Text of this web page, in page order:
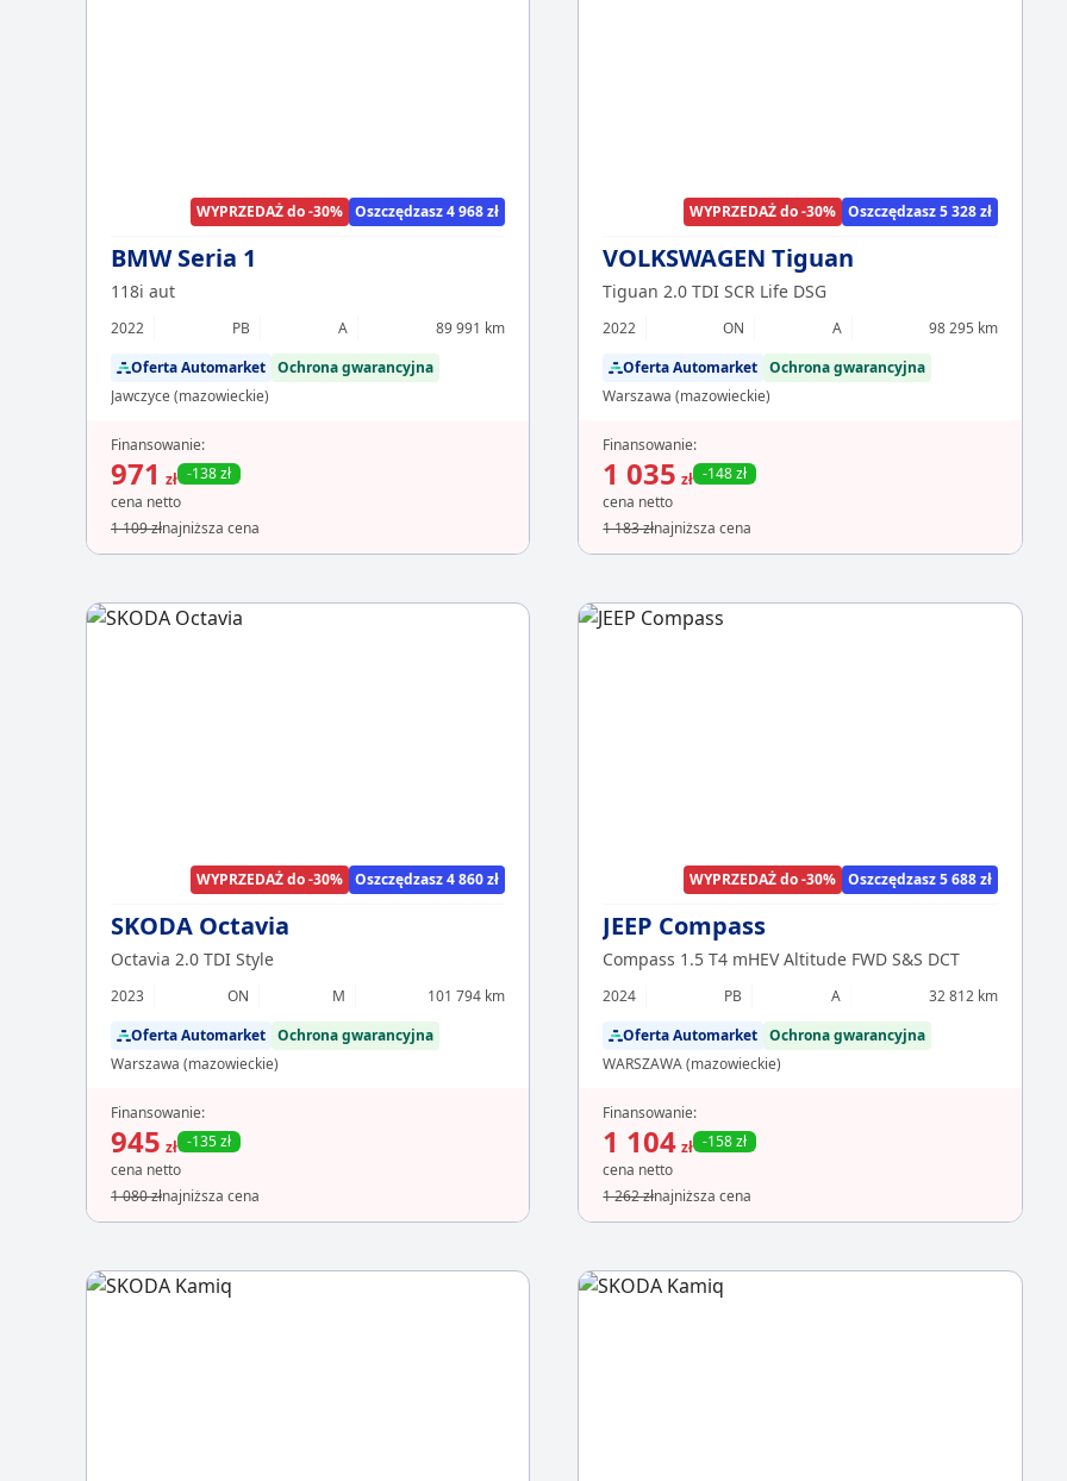
WYPRZEDAŻ do -30% Oszczędzasz 4 968 zł
BMW Seria 1
118i aut
2022 PB A
89 991 km
Oferta Automarket Ochrona gwarancyjna
Jawczyce (mazowieckie)
Finansowanie:
971 zł -138 zł
cena netto
1 109 złnajniższa cena
WYPRZEDAŻ do -30% Oszczędzasz 5 328 zł
VOLKSWAGEN Tiguan
Tiguan 2.0 TDI SCR Life DSG
2022 ON A
98 295 km
Oferta Automarket
Ochrona gwarancyjna
Warszawa (mazowieckie)
Finansowanie:
1 035 zł -148 zł
cena netto
1 183 złnajniższa cena
WYPRZEDAŻ do -30% Oszczędzasz 4 860 zł
SKODA Octavia
Octavia 2.0 TDI Style
2023 ON M
101 794 km
Oferta Automarket Ochrona gwarancyjna
Warszawa (mazowieckie)
Finansowanie:
945 zł -135 zł
cena netto
1 080 złnajniższa cena
WYPRZEDAŻ do -30% Oszczędzasz 5 688 zł
JEEP Compass
Compass 1.5 T4 mHEV Altitude FWD S&S DCT
2024 PB A
32 812 km
Oferta Automarket
Ochrona gwarancyjna
WARSZAWA (mazowieckie)
Finansowanie:
1 104 zł -158 zł
cena netto
1 262 złnajniższa cena